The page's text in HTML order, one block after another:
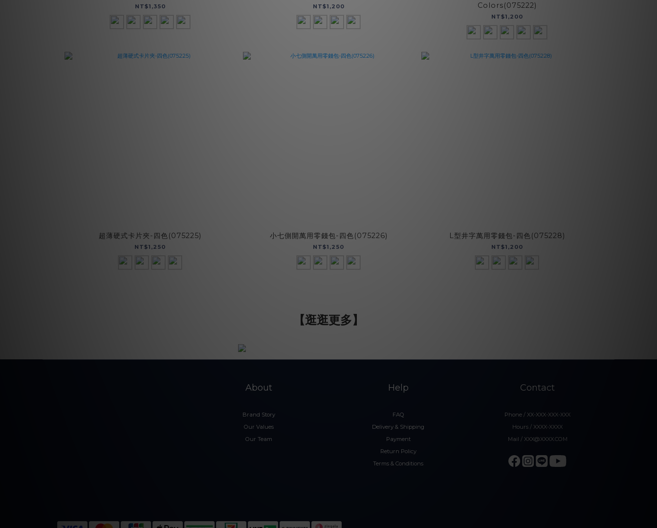
NT$1,350 NT$1,200
Colors(075222)
NT$1,200
超薄硬式卡片夾-四色(075225)
NT$1,250
小七側開萬用零錢包-四色(075226)
NT$1,250
L型井字萬用零錢包-四色(075228)
NT$1,200
【逛逛更多】
About
Brand Story
Our Values
Our Team
Help
FAQ
Delivery & Shipping
Payment
Return Policy
Terms & Conditions
Contact
Phone / XX-XXX-XXX-XXX
Hours / XXXX-XXXX
Mail / XXX@XXXX.COM